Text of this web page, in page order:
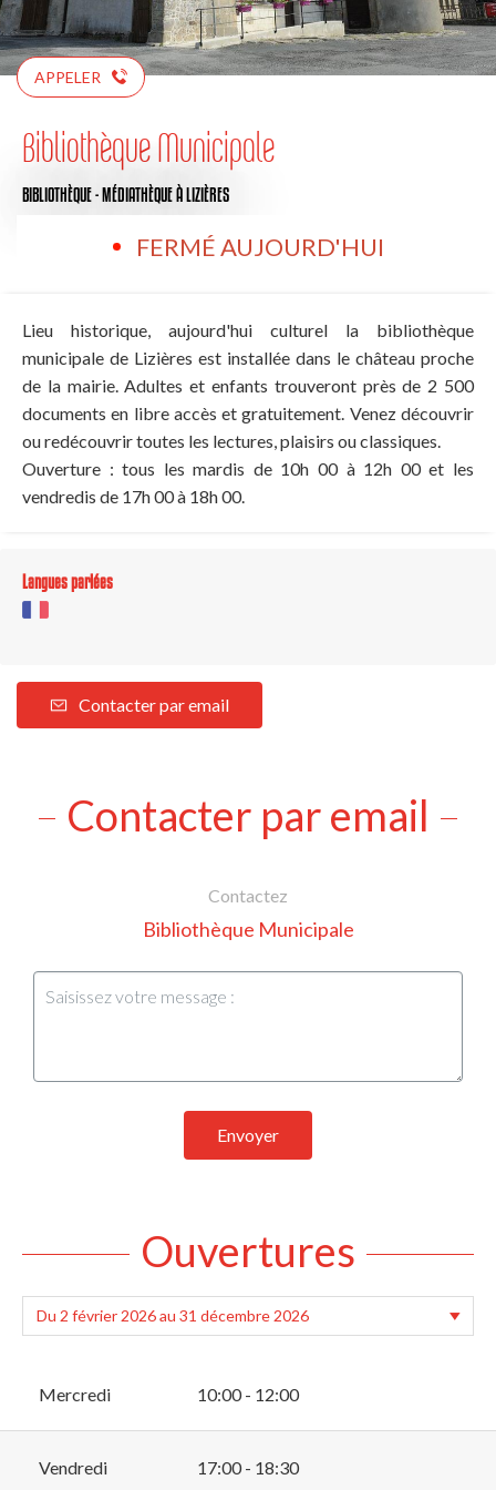
APPELER
Bibliothèque Municipale
BIBLIOTHÈQUE - MÉDIATHÈQUEÀ LIZIÈRES
FERMÉ AUJOURD'HUI
Lieu historique, aujourd'hui culturel la bibliothèque
municipale de Lizières est installée dans le château proche
de la mairie. Adultes et enfants trouveront près de 2 500
documents en libre accès et gratuitement. Venez découvrir
ou redécouvrir toutes les lectures, plaisirs ou classiques.
Ouverture : tous les mardis de 10h 00 à 12h 00 et les
vendredis de 17h 00 à 18h 00.
Langues parlées
Contacter par email
Contacter par email
Contactez
Bibliothèque Municipale
Envoyer
Ouvertures
Mercredi 10:00 - 12:00
Vendredi 17:00 - 18:30